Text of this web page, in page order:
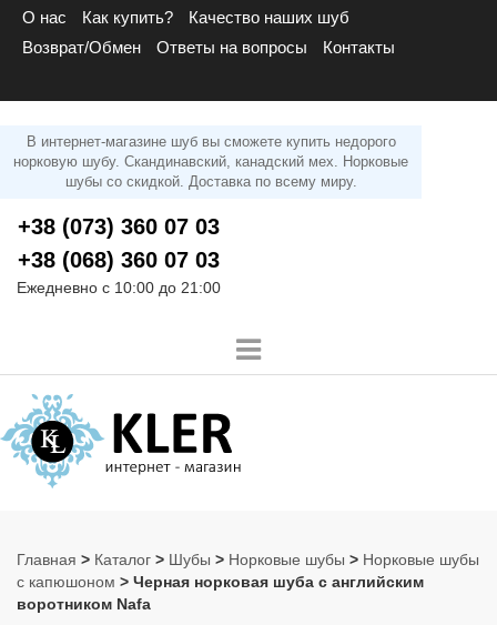
О нас Как купить?
Качество наших шуб
Возврат/Обмен
Ответы на вопросы Контакты
В интернет-магазине шуб вы сможете купить недорого
норковую шубу. Скандинавский, канадский мех. Норковые
шубы со скидкой. Доставка по всему миру.
+38 (073) 360 07 03
+38 (068) 360 07 03
Ежедневно с 10:00 до 21:00
Главная > Каталог > Шубы > Норковые шубы > Норковые шубы
с капюшоном > Черная норковая шуба с английским
воротником Nafa